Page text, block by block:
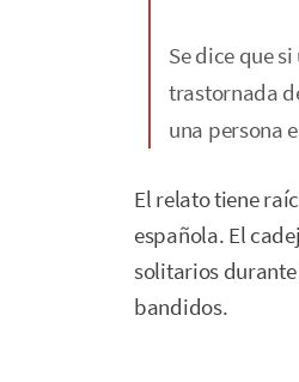
Se dice que
trastornada
una persona
El relato tiene
española. El
solitarios
bandidos.